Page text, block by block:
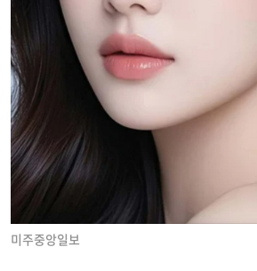
미주중앙일보